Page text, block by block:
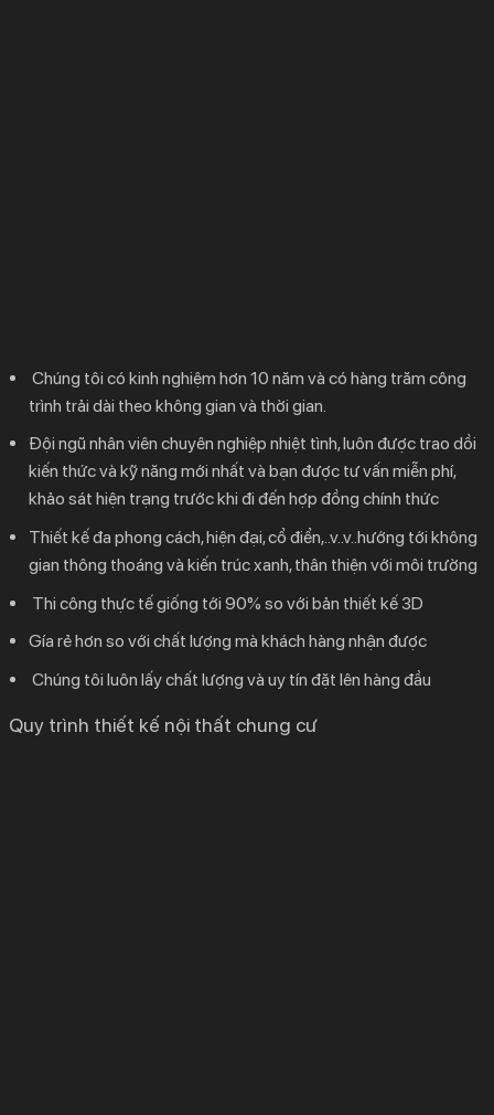
Chúng tôi có kinh nghiệm hơn 10 năm và có hàng trăm công
trình trải dài theo không gian và thời gian.
Đội ngũ nhân viên chuyên nghiệp nhiệt tình, luôn được trao dồi
kiến thức và kỹ năng mới nhất và bạn được tư vấn miễn phí,
khảo sát hiện trạng trước khi đi đến hợp đồng chính thức
Thiết kế đa phong cách, hiện đại, cổ điển,..v..v..hướng tới không
gian thông thoáng và kiến trúc xanh, thân thiện với môi trường
Thi công thực tế giống tới 90% so với bản thiết kế 3D
Gía rẻ hơn so với chất lượng mà khách hàng nhận được
Chúng tôi luôn lấy chất lượng và uy tín đặt lên hàng đầu
Quy trình thiết kế nội thất chung cư